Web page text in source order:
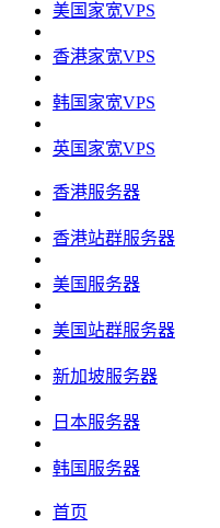
美国家宽VPS
香港家宽VPS
韩国家宽VPS
英国家宽VPS
香港服务器
香港站群服务器
美国服务器
美国站群服务器
新加坡服务器
日本服务器
韩国服务器
首页